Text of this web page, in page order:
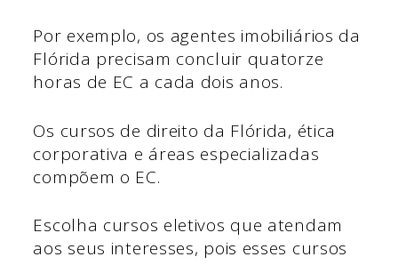
Por exemplo, os agentes imobiliários da
Flórida precisam concluir quatorze
horas de EC a cada dois anos.
Os cursos de direito da Flórida, ética
corporativa e áreas especializadas
compõem o EC.
Escolha cursos eletivos que atendam
aos seus interesses, pois esses cursos